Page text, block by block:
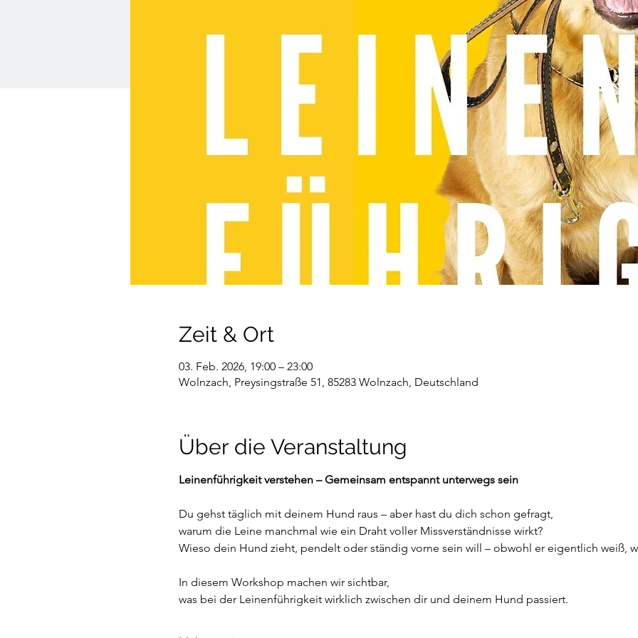
Zeit & Ort
03. Feb. 2026, 19:00 – 23:00
Wolnzach, Preysingstraße 51, 85283 Wolnzach, Deutschland
Über die Veranstaltung
Leinenführigkeit verstehen – Gemeinsam entspannt unterwegs sein
Du gehst täglich mit deinem Hund raus – aber hast du dich schon gefragt,
warum die Leine manchmal wie ein Draht voller Missverständnisse wirkt?
Wieso dein Hund zieht, pendelt oder ständig vorne sein will – obwohl er eigentlich weiß,
In diesem Workshop machen wir sichtbar,
was bei der Leinenführigkeit wirklich zwischen dir und deinem Hund passiert.